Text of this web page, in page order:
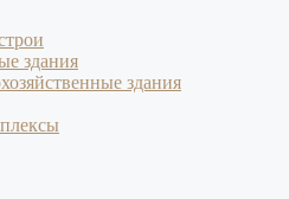
здания
здания